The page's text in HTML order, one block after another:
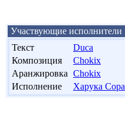
Участвующие исполнители
Текст
Duca
Композиция
Chokix
Аранжировка Chokix
Исполнение
Харука Сора